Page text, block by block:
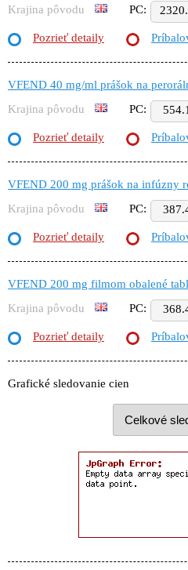
Krajina pôvodu
PC:
Pozrieť detaily
VFEND 40 mg/ml prášok na
Krajina pôvodu
PC:
Pozrieť detaily
VFEND 200 mg prášok na infúzny
Krajina pôvodu
PC:
Pozrieť detaily
VFEND 200 mg filmom obalené
Krajina pôvodu
PC:
Pozrieť detaily
Grafické sledovanie cien